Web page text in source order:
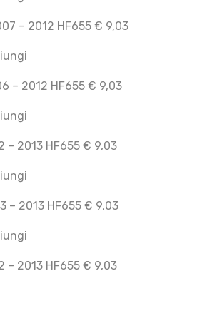
– 2012 HF655 € 9,03
– 2012 HF655 € 9,03
– 2013 HF655 € 9,03
– 2013 HF655 € 9,03
– 2013 HF655 € 9,03